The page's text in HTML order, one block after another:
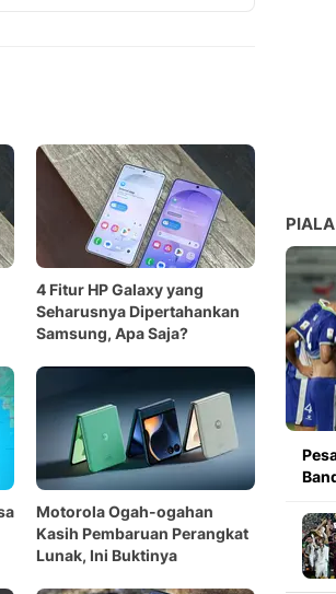
4 Fitur HP Galaxy yang
Seharusnya Dipertahankan
Samsung, Apa Saja?
Motorola Ogah-ogahan
Kasih Pembaruan Perangkat
Lunak, Ini Buktinya